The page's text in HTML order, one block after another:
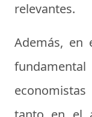
relevantes.
Además, en